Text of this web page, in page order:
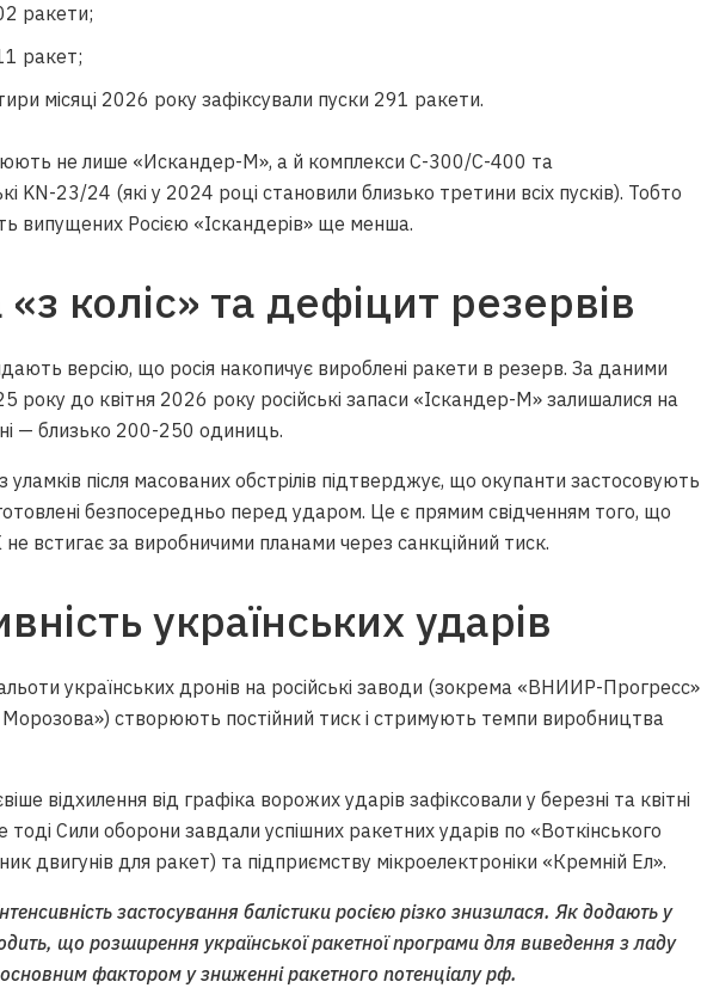
ракети;
ракет;
місяці 2026 року зафіксували пуски 291 ракети.
не лише «Искандер-М», а й комплекси С-300/С-400 та
KN-23/24 (які у 2024 році становили близько третини всіх пусків). Тобто
випущених Росією «Іскандерів» ще менша.
коліс» та дефіцит резервів
версію, що росія накопичує вироблені ракети в резерв. За даними
року до квітня 2026 року російські запаси «Іскандер-М» залишалися на
— близько 200-250 одиниць.
уламків після масованих обстрілів підтверджує, що окупанти застосовують
безпосередньо перед ударом. Це є прямим свідченням того, що
встигає за виробничими планами через санкційний тиск.
українських ударів
українських дронів на російські заводи (зокрема «ВНИИР-Прогресс»
Морозова») створюють постійний тиск і стримують темпи виробництва
відхилення від графіка ворожих ударів зафіксовали у березні та квітні
Сили оборони завдали успішних ракетних ударів по «Воткінського
двигунів для ракет) та підприємству мікроелектроніки «Кремній Ел».
застосування балістики росією різко знизилася. Як додають у
що розширення української ракетної програми для виведення з ладу
основним фактором у зниженні ракетного потенціалу рф.